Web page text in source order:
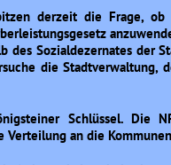
derzeit die Frage,
des Sozialdezernates der
die Stadtverwaltung,
Schlüssel. Die
an die